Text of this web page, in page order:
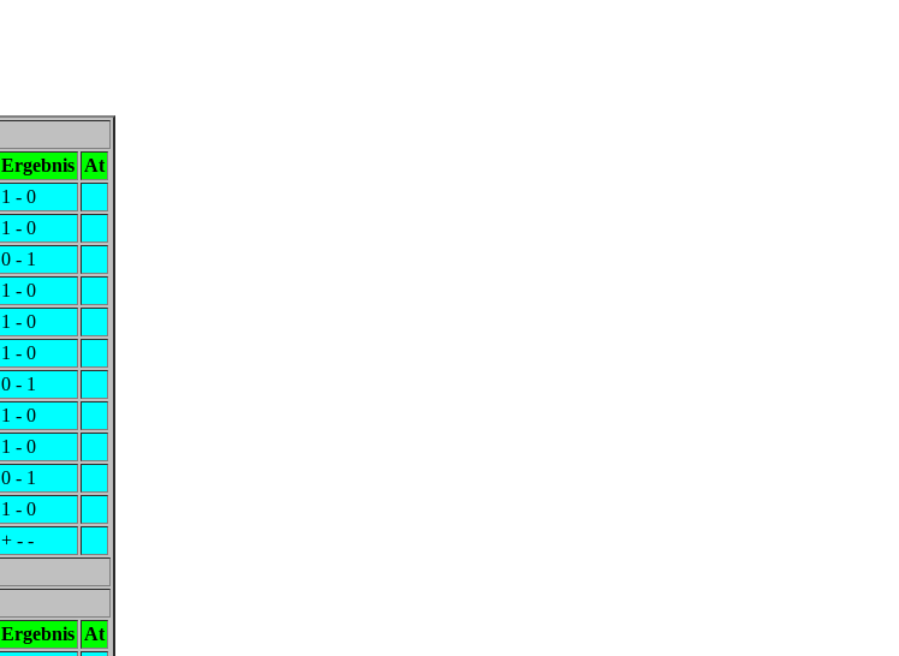
Ergebnis At
1 - 0
1 - 0
0 - 1
1 - 0
1 - 0
1 - 0
0 - 1
1 - 0
1 - 0
0 - 1
1 - 0
+ - -
Ergebnis At